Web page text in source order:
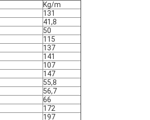
Kg/m
131
41,8
50
115
137
141
107
147
55,8
56,7
66
172
197